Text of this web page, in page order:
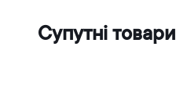
Супутні товари